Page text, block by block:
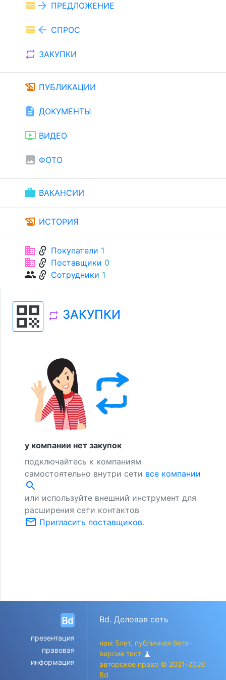
view_list arrow_forward ПРЕДЛОЖЕНИЕ
view_list arrow_back СПРОС
repeat ЗАКУПКИ
history_edu ПУБЛИКАЦИИ
description ДОКУМЕНТЫ
ondemand_video ВИДЕО
image ФОТО
work ВАКАНСИИ
history_edu ИСТОРИЯ
businesslink Покупатели 1
businesslink Поставщики 0
grouplink Сотрудники 1
qr_code repeat ЗАКУПКИ
у компании нет закупок
подключайтесь к компаниям
самостоятельно внутри сети все компании
search
или используйте внешний инструмент для
расширения сети контактов
mail_outline Пригласить поставщиков.
презентация
правовая
информация
Bd. Деловая сеть
нам 5лет, публичная бета-
версия тест science
авторское право © 2021-2026
Bd